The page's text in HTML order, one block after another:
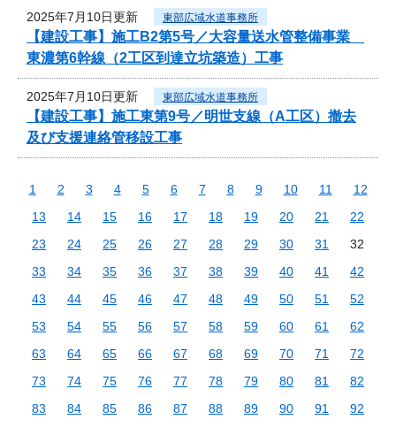
2025年7月10日更新 東部広域水道事務所
【建設工事】施工B2第5号／大容量送水管整備事業
東濃第6幹線（2工区到達立坑築造）工事
2025年7月10日更新 東部広域水道事務所
【建設工事】施工東第9号／明世支線（A工区）撤去
及び支援連絡管移設工事
1 2 3 4 5 6 7 8 9 10 11
12
13
14 15 16 17 18 19 20 21
22
23
24 25 26 27 28 29 30 31
32
33
34 35 36 37 38 39 40 41
42
43
44 45 46 47 48 49 50 51
52
53
54 55 56 57 58 59 60 61
62
63
64 65 66 67 68 69 70 71
72
73
74 75 76 77 78 79 80 81
82
83
84 85 86 87 88 89 90 91
92